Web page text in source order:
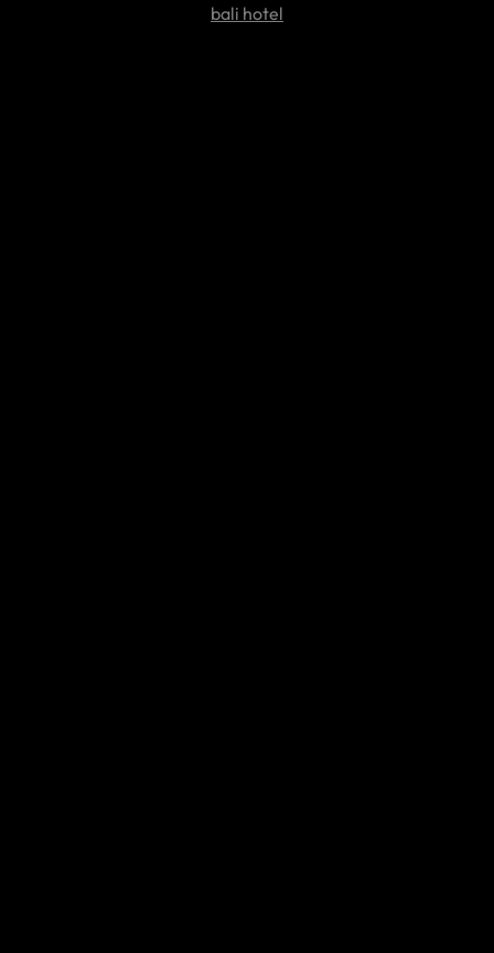
bali hotel